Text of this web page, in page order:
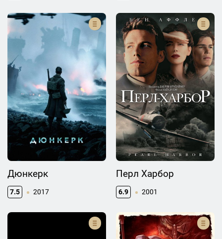
Дюнкерк
7.5 2017
Перл Харбор
6.9 2001